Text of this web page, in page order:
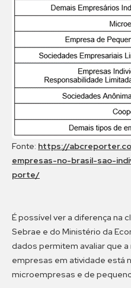
Fonte: https://
empresas-no-brasil-sao-
porte/
É possível ver a diferença na
Sebrae e do Ministério da
dados permitem avaliar que
empresas em atividade está
microempresas e de